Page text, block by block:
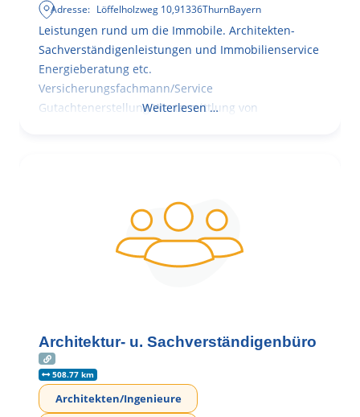
Adresse: Löffelholzweg 10,91336ThurnBayern
Leistungen rund um die Immobile. Architekten-
Sachverständigenleistungen und Immobilienservice
Energieberatung etc.
Versicherungsfachmann/Service
Gutachtenerstellung Wertermittlung von
Weiterlesen …
Architektur- u. Sachverständigenbüro
508.77 km
Architekten/Ingenieure